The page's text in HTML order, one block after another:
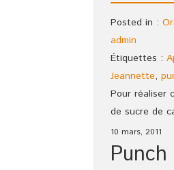
Posted in :
admin
Étiquettes :
Jeannette,
Pour réaliser
de sucre de
10 mars, 2011